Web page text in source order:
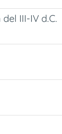
III-IV d.C.